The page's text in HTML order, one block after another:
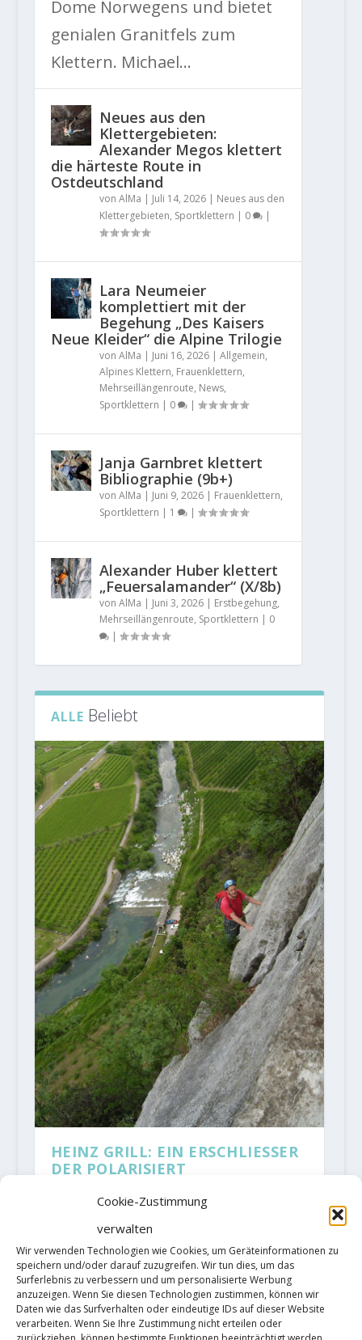
Cookie-Zustimmung
verwalten
Wir verwenden Technologien wie Cookies, um Geräteinformationen zu
speichern und/oder darauf zuzugreifen. Wir tun dies, um das
Surferlebnis zu verbessern und um personalisierte Werbung
anzuzeigen. Wenn Sie diesen Technologien zustimmen, können wir
Daten wie das Surfverhalten oder eindeutige IDs auf dieser Website
verarbeiten. Wenn Sie Ihre Zustimmung nicht erteilen oder
Dome Norwegens und bietet
genialen Granitfels zum
Klettern. Michael...
Neues aus den
Klettergebieten:
Alexander Megos klettert
die härteste Route in
Ostdeutschland
von AlMa | Juli 14, 2026| Neues aus den
Klettergebieten, Sportklettern | 0 |
Lara Neumeier
komplettiert mit der
Begehung „Des Kaisers
Neue Kleider“ die Alpine Trilogie
von AlMa | Juni 16, 2026| Allgemein,
Alpines Klettern, Frauenklettern,
Mehrseillängenroute, News,
Sportklettern | 0 |
Janja Garnbret klettert
Bibliographie (9b+)
von AlMa | Juni 9, 2026| Frauenklettern,
Sportklettern | 1 |
Alexander Huber klettert
„Feuersalamander“ (X/8b)
von AlMa | Juni 3, 2026| Erstbegehung,
Mehrseillängenroute, Sportklettern | 0
|
ALLE Beliebt
HEINZ GRILL: EIN ERSCHLIESSER
DER POLARISIERT
Mehrseillängenroute|12 |
Heinz Grill hat Nerven aus Stahl.
Als junger Kletterer strapazierte
er sie bei Free-Solo-Touren, die
manche Wieder-holer noch heute